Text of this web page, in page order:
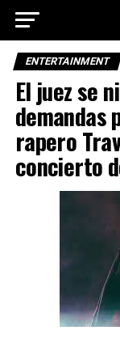
ENTERTAINMENT
El juez se
demandas
rapero
concierto